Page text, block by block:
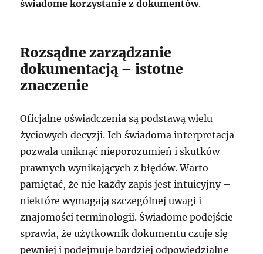
świadome korzystanie z dokumentów.
Rozsądne zarządzanie
dokumentacją – istotne
znaczenie
Oficjalne oświadczenia są podstawą wielu
życiowych decyzji. Ich świadoma interpretacja
pozwala uniknąć nieporozumień i skutków
prawnych wynikających z błędów. Warto
pamiętać, że nie każdy zapis jest intuicyjny –
niektóre wymagają szczególnej uwagi i
znajomości terminologii. Świadome podejście
sprawia, że użytkownik dokumentu czuje się
pewniej i podejmuje bardziej odpowiedzialne